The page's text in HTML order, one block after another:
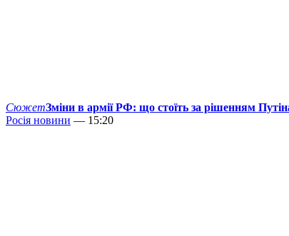
СюжетЗміни в армії РФ: що стоїть за рішенням
Росія новини — 15:20